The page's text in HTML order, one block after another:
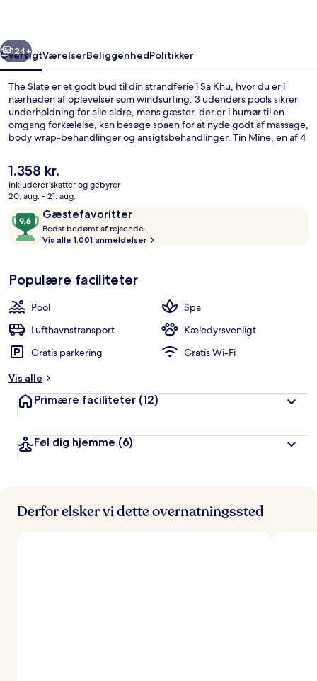
Næste
124+
OversigtVærelserBeliggenhedPolitikker
The Slate er et godt bud til din strandferie i Sa Khu, hvor du er i
nærheden af oplevelser som windsurfing. 3 udendørs pools sikrer
underholdning for alle aldre, mens gæster, der er i humør til en
omgang forkælelse, kan besøge spaen for at nyde godt af massage,
body wrap-behandlinger og ansigtsbehandlinger. Tin Mine, en af 4
luksusfaciliteter har også en bar ved poolen, et fitnesscenter og en
børnepool. Rejsende har kun godt at sige om stedets hjælpsomme
personale.
Den
nuværende
pris
1.358 kr.
1.358 kr.
inkluderer skatter og gebyrer
20. aug. - 21. aug.
AnmeldelserGæstefavoritter
9,6
ud
af
Gæstefavoritter
Bedst bedømt af rejsende
e
a
f
d
e
Vis alle 1.001 anmeldelser
Populære faciliteter
Pool
Spa
Lufthavnstransport
Kæledyrsvenligt
Gratis parkering
Gratis Wi-Fi
Vis alle
Primære faciliteter (12)
Føl dig hjemme (6)
Derfor elsker vi dette overnatningssted